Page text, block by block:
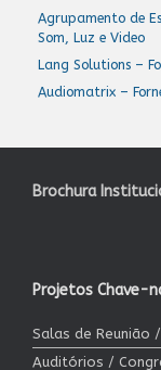
Agrupamento de
Som, Luz e Video
Lang Solutions –
Audiomatrix –
Brochura
Projetos Chave-
Salas de Reunião
Auditórios /